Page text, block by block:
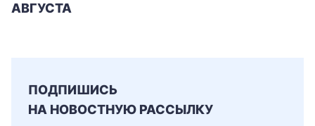
АВГУСТА
ПОДПИШИСЬ
НА НОВОСТНУЮ РАССЫЛКУ